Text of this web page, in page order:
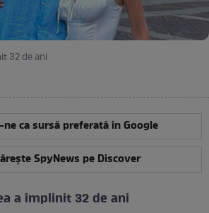
32 de ani
ca sursă preferată în Google
SpyNews pe Discover
a împlinit 32 de ani